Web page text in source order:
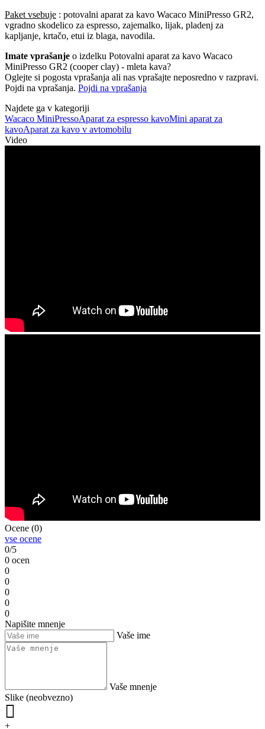
Paket vsebuje : potovalni aparat za kavo Wacaco MiniPresso GR2,
vgradno skodelico za espresso, zajemalko, lijak, pladenj za
kapljanje, krtačo, etui iz blaga, navodila.
Imate vprašanje o izdelku Potovalni aparat za kavo Wacaco
MiniPresso GR2 (cooper clay) - mleta kava?
Oglejte si pogosta vprašanja ali nas vprašajte neposredno v razpravi.
Pojdi na vprašanja. Pojdi na vprašanja
Najdete ga v kategoriji
Wacaco MiniPressoAparat za espresso kavoMini aparat za
kavoAparat za kavo v avtomobilu
Video
Ocene (0)
vse ocene
0/5
0 ocen
0
0
0
0
0
Napišite mnenje
Vaše ime
Vaše mnenje
Slike (neobvezno)
+